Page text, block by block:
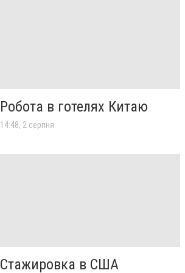
Робота в готелях Китаю
14:48, 2 серпня
Стажировка в США